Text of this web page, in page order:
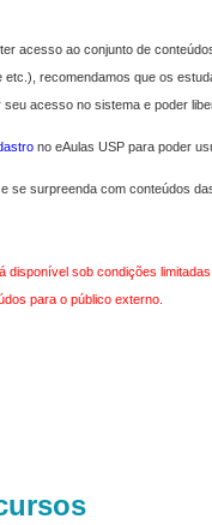
acesso ao conjunto de
recomendamos que os
seu acesso no sistema e poder
no eAulas USP para poder
e se surpreenda com conteúdos
sob condições limitadas
para o público externo.